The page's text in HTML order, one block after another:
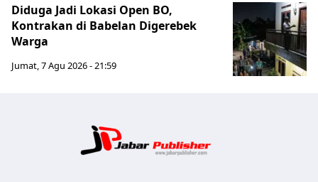
Diduga Jadi Lokasi Open BO,
Kontrakan di Babelan Digerebek
Warga
Jumat, 7 Agu 2026 - 21:59